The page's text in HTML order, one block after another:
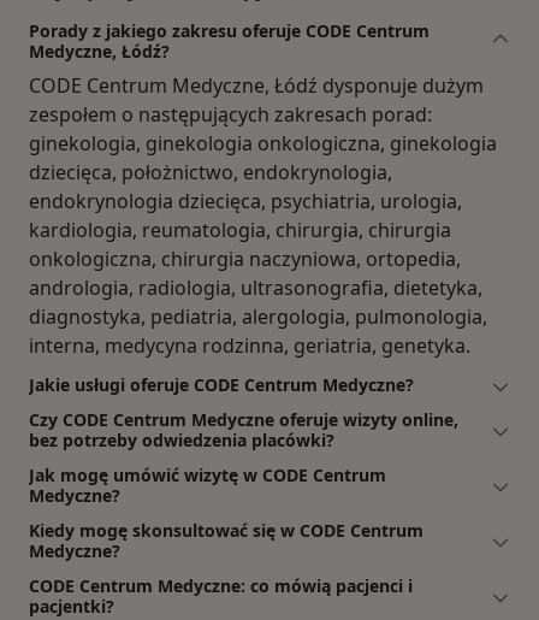
Porady z jakiego zakresu oferuje CODE Centrum
Medyczne, Łódź?
CODE Centrum Medyczne, Łódź dysponuje dużym
zespołem o następujących zakresach porad:
ginekologia, ginekologia onkologiczna, ginekologia
dziecięca, położnictwo, endokrynologia,
endokrynologia dziecięca, psychiatria, urologia,
kardiologia, reumatologia, chirurgia, chirurgia
onkologiczna, chirurgia naczyniowa, ortopedia,
andrologia, radiologia, ultrasonografia, dietetyka,
diagnostyka, pediatria, alergologia, pulmonologia,
interna, medycyna rodzinna, geriatria, genetyka.
Jakie usługi oferuje CODE Centrum Medyczne?
Czy CODE Centrum Medyczne oferuje wizyty online,
bez potrzeby odwiedzenia placówki?
Jak mogę umówić wizytę w CODE Centrum
Medyczne?
Kiedy mogę skonsultować się w CODE Centrum
Medyczne?
CODE Centrum Medyczne: co mówią pacjenci i
pacjentki?